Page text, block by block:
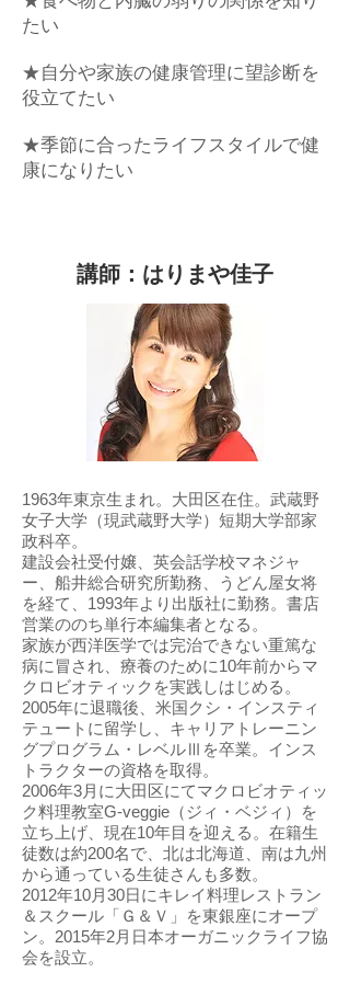
たい
★自分や家族の健康管理に望診断を
役立てたい
★季節に合ったライフスタイルで健
康になりたい
講師：はりまや佳子
1963年東京生まれ。大田区在住。武蔵野
女子大学（現武蔵野大学）短期大学部家
政科卒。
建設会社受付嬢、英会話学校マネジャ
ー、船井総合研究所勤務、うどん屋女将
を経て、1993年より出版社に勤務。書店
営業ののち単行本編集者となる。
家族が西洋医学では完治できない重篤な
病に冒され、療養のために10年前からマ
クロビオティックを実践しはじめる。
2005年に退職後、米国クシ・インスティ
テュートに留学し、キャリアトレーニン
グプログラム・レベルⅢを卒業。インス
トラクターの資格を取得。
2006年3月に大田区にてマクロビオティッ
ク料理教室G-veggie（ジィ・ベジィ）を
立ち上げ、現在10年目を迎える。在籍生
徒数は約200名で、北は北海道、南は九州
から通っている生徒さんも多数。
2012年10月30日にキレイ料理レストラン
＆スクール「Ｇ＆Ｖ」を東銀座にオープ
ン。2015年2月日本オーガニックライフ協
会を設立。